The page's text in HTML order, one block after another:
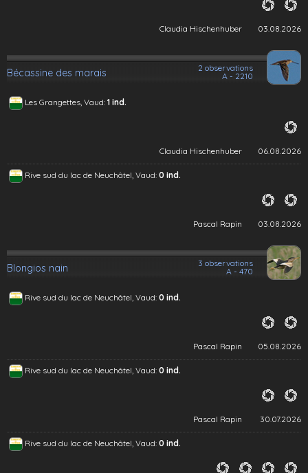
Claudia Hischenhuber 03.08.2026
Bécassine des marais
2 observations
A - 2210
Les Grangettes, Vaud: 1 ind.
Claudia Hischenhuber 06.08.2026
Rive sud du lac de Neuchâtel, Vaud: 0 ind.
Pascal Rapin 03.08.2026
Blongios nain
3 observations
A - 470
Rive sud du lac de Neuchâtel, Vaud: 0 ind.
Pascal Rapin 05.08.2026
Rive sud du lac de Neuchâtel, Vaud: 0 ind.
Pascal Rapin 30.07.2026
Rive sud du lac de Neuchâtel, Vaud: 0 ind.